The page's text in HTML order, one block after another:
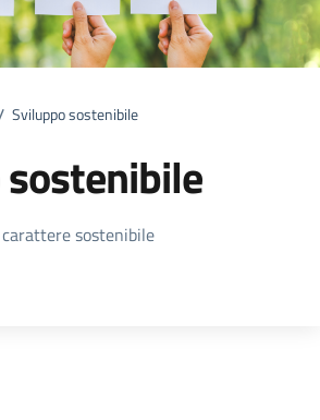
Sviluppo sostenibile
notizia
sostenibile